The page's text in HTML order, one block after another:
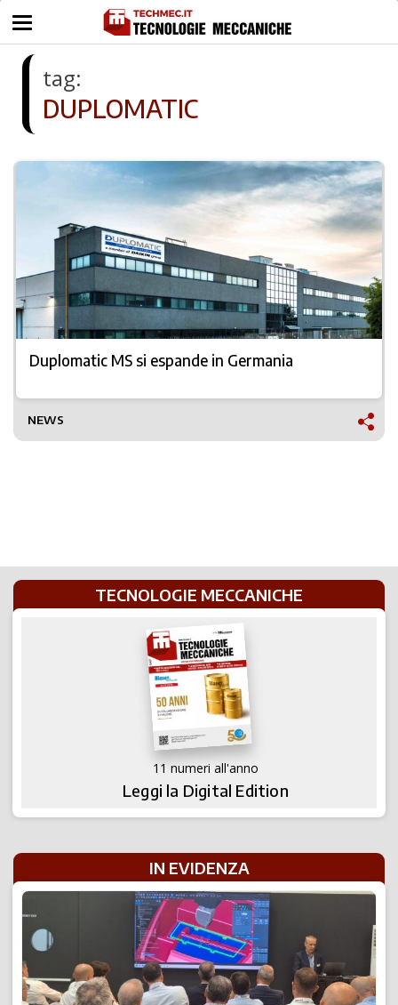
tag:
DUPLOMATIC
Duplomatic MS si espande in Germania
NEWS
TECNOLOGIE MECCANICHE
11 numeri all'anno
Leggi la Digital Edition
IN EVIDENZA